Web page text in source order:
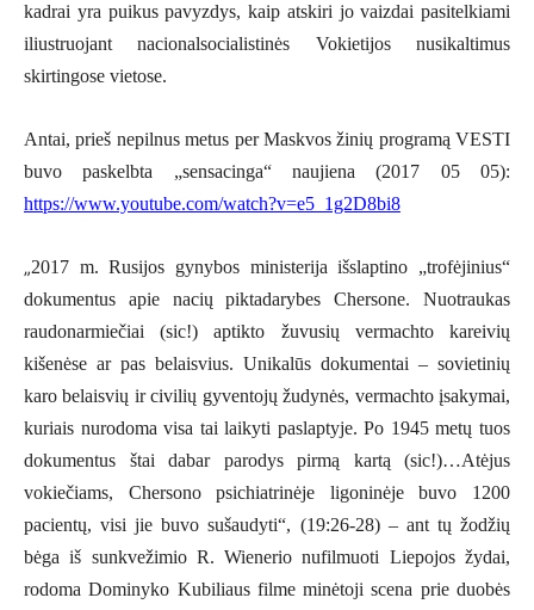
kadrai yra puikus pavyzdys, kaip atskiri jo vaizdai pasitelkiami
iliustruojant nacionalsocialistinės Vokietijos nusikaltimus
skirtingose vietose.
Antai, prieš nepilnus metus per Maskvos žinių programą VESTI
buvo paskelbta „sensacinga“ naujiena (2017 05 05):
https://www.youtube.com/watch?v=e5_1g2D8bi8
„2017 m. Rusijos gynybos ministerija išslaptino „trofėjinius“
dokumentus apie nacių piktadarybes Chersone. Nuotraukas
raudonarmiečiai (sic!) aptikto žuvusių vermachto kareivių
kišenėse ar pas belaisvius. Unikalūs dokumentai – sovietinių
karo belaisvių ir civilių gyventojų žudynės, vermachto įsakymai,
kuriais nurodoma visa tai laikyti paslaptyje. Po 1945 metų tuos
dokumentus štai dabar parodys pirmą kartą (sic!)…Atėjus
vokiečiams, Chersono psichiatrinėje ligoninėje buvo 1200
pacientų, visi jie buvo sušaudyti“, (19:26-28) – ant tų žodžių
bėga iš sunkvežimio R. Wienerio nufilmuoti Liepojos žydai,
rodoma Dominyko Kubiliaus filme minėtoji scena prie duobės